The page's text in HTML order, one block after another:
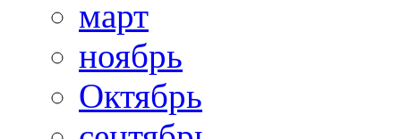
март
ноябрь
Октябрь